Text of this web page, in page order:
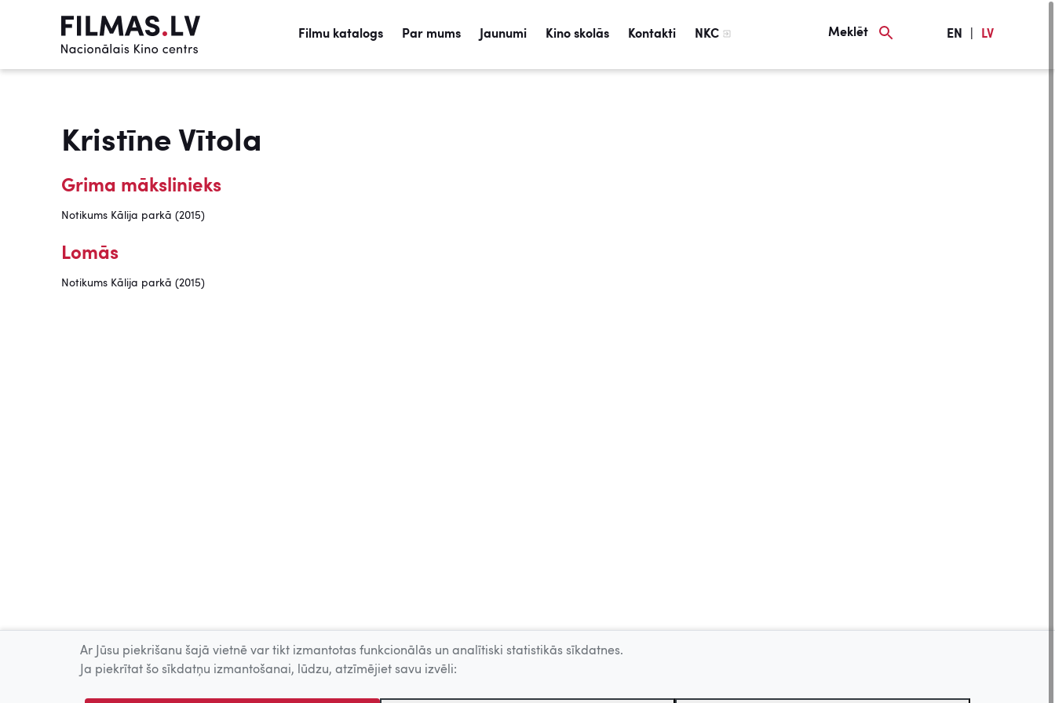
Filmu katalogs Par mums Jaunumi Kino skolās Kontakti NKC Meklēt EN LV
Kristīne Vītola
Grima mākslinieks
Notikums Kālija parkā (2015)
Lomās
Notikums Kālija parkā (2015)
Ar Jūsu piekrišanu šajā vietnē var tikt izmantotas funkcionālās un analītiski statistikās sīkdatnes.
Ja piekrītat šo sīkdatņu izmantošanai, lūdzu, atzīmējiet savu izvēli: